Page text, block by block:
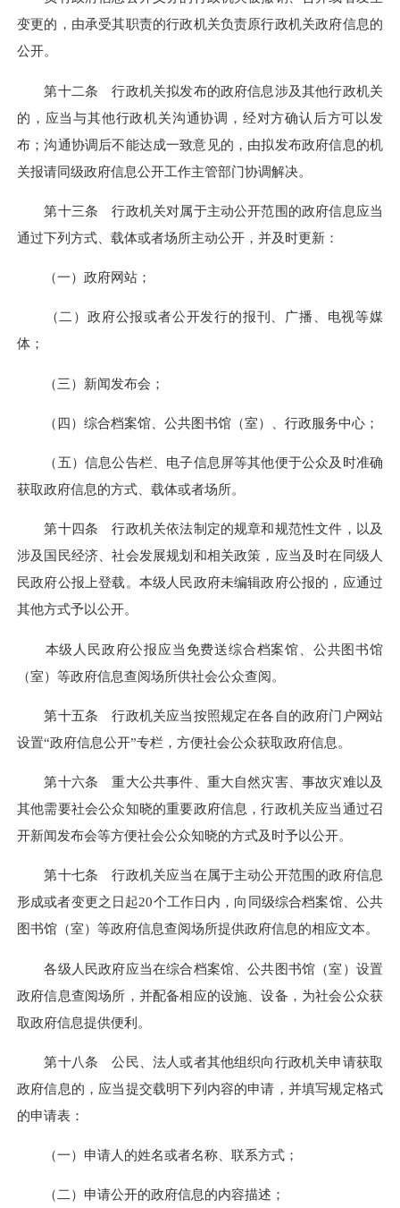
变更的，由承受其职责的行政机关负责原行政机关政府信息的
公开。
第十二条 行政机关拟发布的政府信息涉及其他行政机关
的，应当与其他行政机关沟通协调，经对方确认后方可以发
布；沟通协调后不能达成一致意见的，由拟发布政府信息的机
关报请同级政府信息公开工作主管部门协调解决。
第十三条 行政机关对属于主动公开范围的政府信息应当
通过下列方式、载体或者场所主动公开，并及时更新：
（一）政府网站；
（二）政府公报或者公开发行的报刊、广播、电视等媒
体；
（三）新闻发布会；
（四）综合档案馆、公共图书馆（室）、行政服务中心；
（五）信息公告栏、电子信息屏等其他便于公众及时准确
获取政府信息的方式、载体或者场所。
第十四条 行政机关依法制定的规章和规范性文件，以及
涉及国民经济、社会发展规划和相关政策，应当及时在同级人
民政府公报上登载。本级人民政府未编辑政府公报的，应通过
其他方式予以公开。
本级人民政府公报应当免费送综合档案馆、公共图书馆
（室）等政府信息查阅场所供社会公众查阅。
第十五条 行政机关应当按照规定在各自的政府门户网站
设置“政府信息公开”专栏，方便社会公众获取政府信息。
第十六条 重大公共事件、重大自然灾害、事故灾难以及
其他需要社会公众知晓的重要政府信息，行政机关应当通过召
开新闻发布会等方便社会公众知晓的方式及时予以公开。
第十七条 行政机关应当在属于主动公开范围的政府信息
形成或者变更之日起20个工作日内，向同级综合档案馆、公共
图书馆（室）等政府信息查阅场所提供政府信息的相应文本。
各级人民政府应当在综合档案馆、公共图书馆（室）设置
政府信息查阅场所，并配备相应的设施、设备，为社会公众获
取政府信息提供便利。
第十八条 公民、法人或者其他组织向行政机关申请获取
政府信息的，应当提交载明下列内容的申请，并填写规定格式
的申请表：
（一）申请人的姓名或者名称、联系方式；
（二）申请公开的政府信息的内容描述；